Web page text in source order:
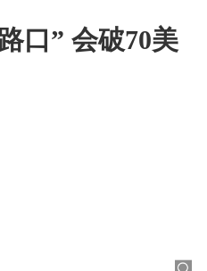
口” 会破70美